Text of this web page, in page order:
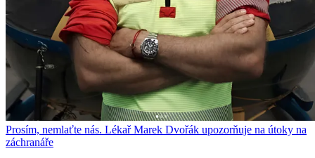
Prosím, nemlaťte nás. Lékař Marek Dvořák upozorňuje na útoky na
záchranáře